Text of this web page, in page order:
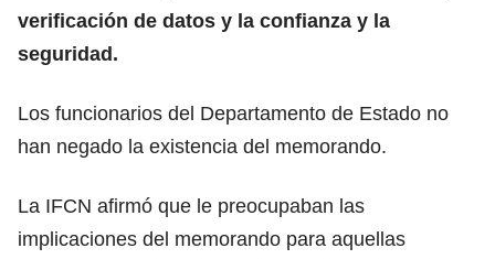
verificación de datos y la confianza y la
seguridad.
Los funcionarios del Departamento de Estado no
han negado la existencia del memorando.
La IFCN afirmó que le preocupaban las
implicaciones del memorando para aquellas